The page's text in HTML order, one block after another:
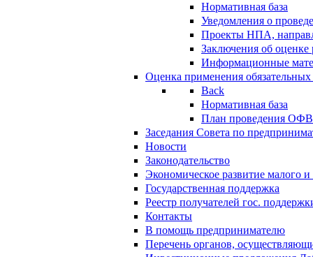
Нормативная база
Уведомления о
Проекты НПА,
Заключения об
Информационные
Оценка применения
Back
Нормативная база
План проведения
Заседания Совета по
Новости
Законодательство
Экономическое развитие малого и
Государственная поддержка
Реестр получателей гос.
Контакты
В помощь предпринимателю
Перечень органов,